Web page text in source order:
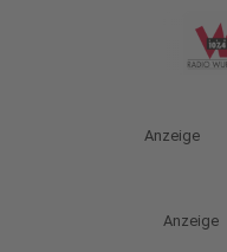
Anzeige
Anzeige